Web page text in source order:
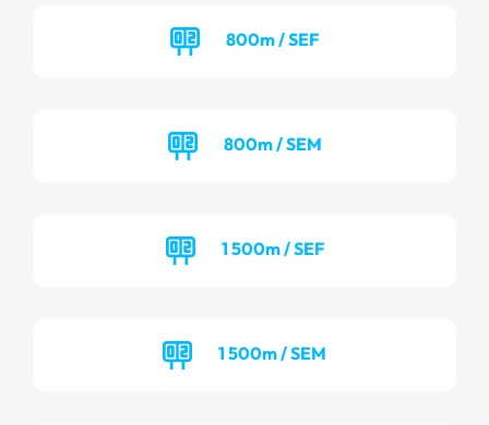
800m / SEF
800m / SEM
1 500m / SEF
1 500m / SEM